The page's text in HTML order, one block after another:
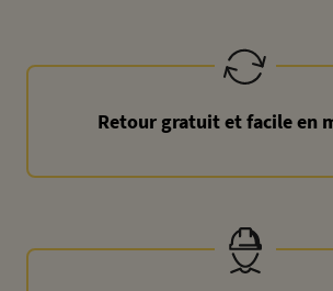
Retour gratuit et facile en